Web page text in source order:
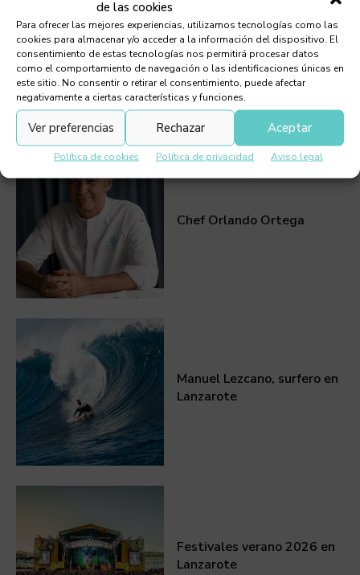
de las cookies
Para ofrecer las mejores experiencias, utilizamos tecnologías como las
cookies para almacenar y/o acceder a la información del dispositivo. El
consentimiento de estas tecnologías nos permitirá procesar datos
como el comportamiento de navegación o las identificaciones únicas en
este sitio. No consentir o retirar el consentimiento, puede afectar
negativamente a ciertas características y funciones.
Aceptar
Rechazar
Ver preferencias
Política de cookies Política de privacidad Aviso legal
Debes leer
Chef Orlando Ortega
Manuel Lezcano, surfero en
Lanzarote
Festivales verano 2026 en
Lanzarote